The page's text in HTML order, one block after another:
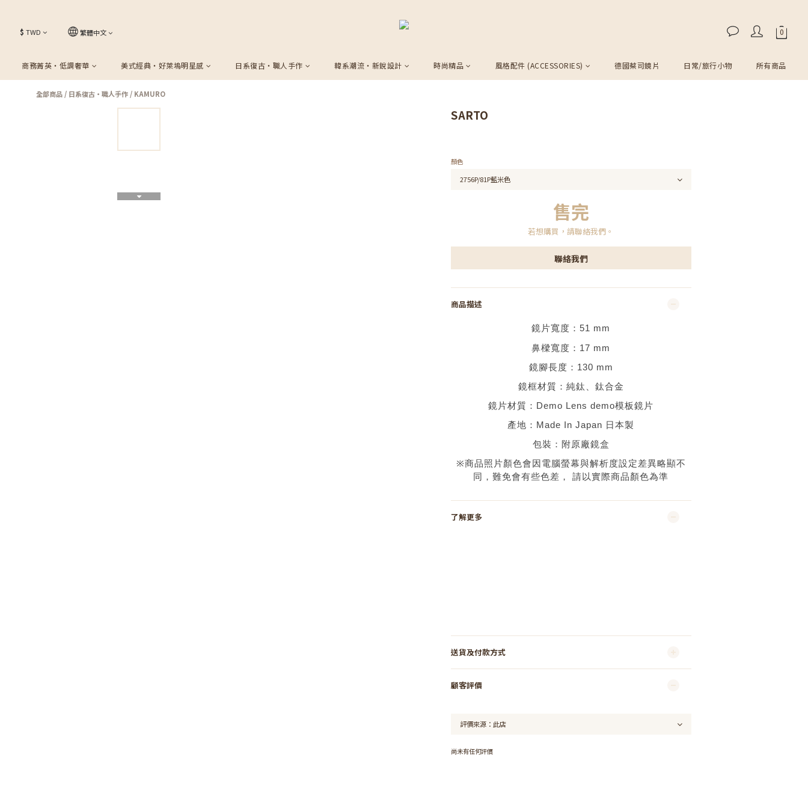
$ TWD 繁體中文
商務菁英・低調奢華 美式經典・好萊塢明星感 日系復古・職人手作 韓系潮流・新銳設計 時尚精品 風格配件 (ACCESSORIES) 德國蔡司鏡片 日常/旅行小物 所有商品
全部商品 / 日系復古・職人手作 / KAMURO
SARTO
顏色
售完
若想購買，請聯絡我們。
聯絡我們
商品描述
鏡片寬度： 51 mm
鼻樑寬度： 17 mm
鏡腳長度： 130 mm
鏡框材質： 純鈦、鈦合金
鏡片材質： Demo Lens demo模板鏡片
產地： Made In Japan 日本製
包裝：附原廠鏡盒
※商品照片顏色會因電腦螢幕與解析度設定差異略顯不
同，難免會有些色差，
請以實際商品顏色為準
了解更多
送貨及付款方式
顧客評價
尚未有任何評價